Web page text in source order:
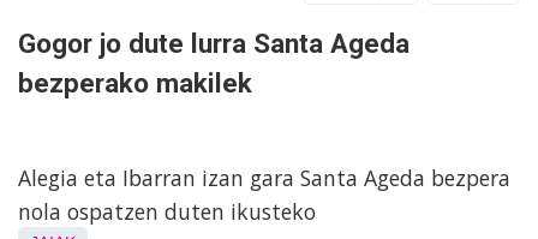
Gogor jo dute lurra Santa Ageda
bezperako makilek
Alegia eta Ibarran izan gara Santa Ageda bezpera
nola ospatzen duten ikusteko